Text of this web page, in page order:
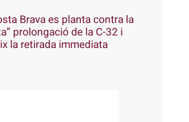
Brava es planta contra la
prolongació de la C-32 i
la retirada immediata